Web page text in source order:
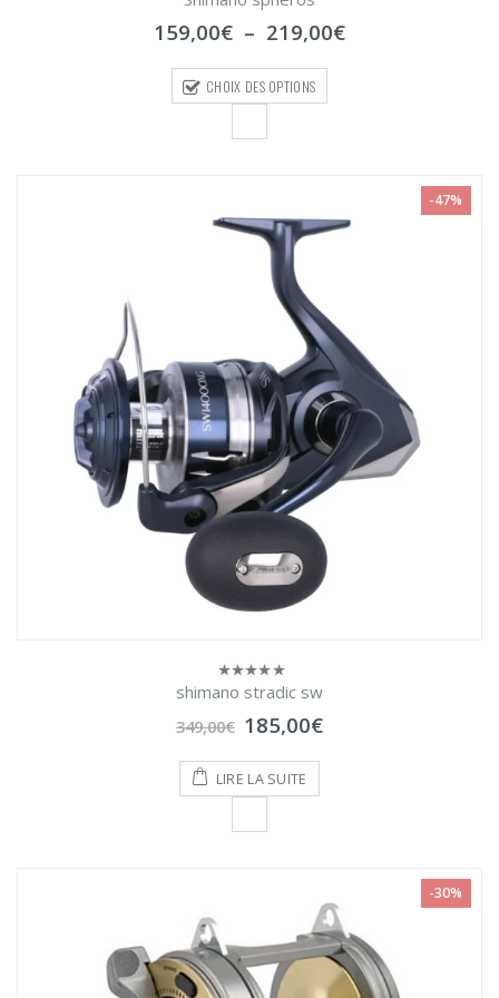
5
159,00€ – 219,00€Plage
CHOIX DES OPTIONS
-47%
0
5
shimano stradic sw
349,00€ Le
prix
initial
était :
349,00€.
185,00€Le
LIRE LA SUITE
-30%